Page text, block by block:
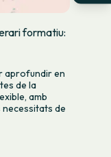
formatiu:
aprofundir en
de la
amb
de